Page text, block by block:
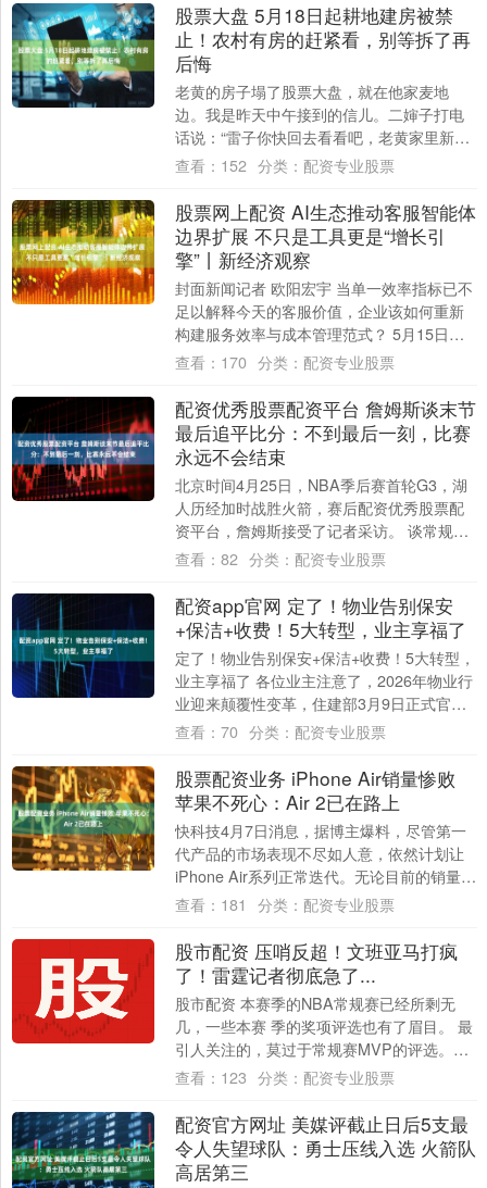
股票大盘 5月18日起耕地建房被禁
止！农村有房的赶紧看，别等拆了再
后悔
老黄的房子塌了股票大盘，就在他家麦地
边。我是昨天中午接到的信儿。二婶子打电
话说：“雷子你快回去看看吧，老黄家里新瓦
房被钩机挖走了，夫妻俩在田里哭呢！”我骑
查看： 152 分类： 配资专业股票
股票网上配资 AI生态推动客服智能体
边界扩展 不只是工具更是“增长引
擎”丨新经济观察
封面新闻记者 欧阳宏宇 当单一效率指标已不
足以解释今天的客服价值，企业该如何重新
构建服务效率与成本管理范式？ 5月15日，
在江西上饶举行的中国客户服务节“增长进....
查看： 170 分类： 配资专业股票
配资优秀股票配资平台 詹姆斯谈末节
最后追平比分：不到最后一刻，比赛
永远不会结束
北京时间4月25日，NBA季后赛首轮G3，湖
人历经加时战胜火箭，赛后配资优秀股票配
资平台，詹姆斯接受了记者采访。 谈常规时
间还剩27秒时落后6分 詹姆斯：“不到....
查看： 82 分类： 配资专业股票
配资app官网 定了！物业告别保安
+保洁+收费！5大转型，业主享福了
定了！物业告别保安+保洁+收费！5大转型，
业主享福了 各位业主注意了，2026年物业行
业迎来颠覆性变革，住建部3月9日正式官
宣，启动《物业管理条例》修订，拟更名....
查看： 70 分类： 配资专业股票
股票配资业务 iPhone Air销量惨败
苹果不死心：Air 2已在路上
快科技4月7日消息，据博主爆料，尽管第一
代产品的市场表现不尽如人意，依然计划让
iPhone Air系列正常迭代。无论目前的销量状
况如何，苹果都将按部就班地推出第....
查看： 181 分类： 配资专业股票
股市配资 压哨反超！文班亚马打疯
了！雷霆记者彻底急了...
股市配资 本赛季的NBA常规赛已经所剩无
几，一些本赛 季的奖项评选也有了眉目。 最
引人关注的，莫过于常规赛MVP的评选。
在“出战常规赛场次必须超过65场”的规....
查看： 123 分类： 配资专业股票
配资官方网址 美媒评截止日后5支最
令人失望球队：勇士压线入选 火箭队
高居第三